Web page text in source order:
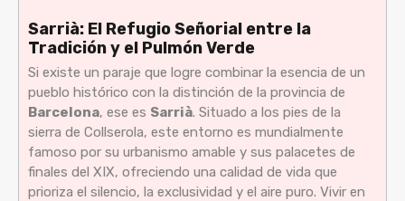
Sarrià: El Refugio Señorial entre la
Tradición y el Pulmón Verde
Si existe un paraje que logre combinar la esencia de un
pueblo histórico con la distinción de la provincia de
Barcelona, ese es Sarrià. Situado a los pies de la
sierra de Collserola, este entorno es mundialmente
famoso por su urbanismo amable y sus palacetes de
finales del XIX, ofreciendo una calidad de vida que
prioriza el silencio, la exclusividad y el aire puro. Vivir en